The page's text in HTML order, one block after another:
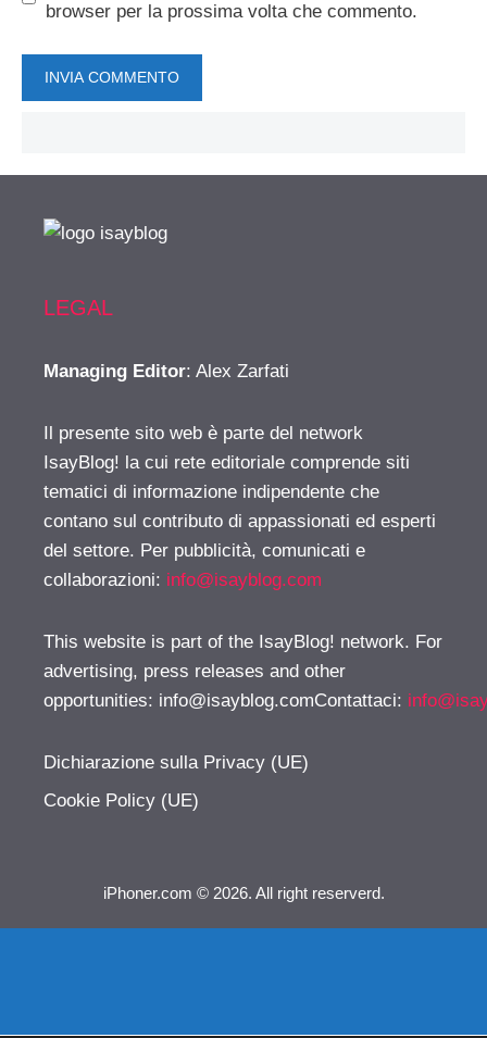
browser per la prossima volta che commento.
LEGAL
Managing Editor: Alex Zarfati
Il presente sito web è parte del network
IsayBlog! la cui rete editoriale comprende siti
tematici di informazione indipendente che
contano sul contributo di appassionati ed esperti
del settore. Per pubblicità, comunicati e
collaborazioni: info@isayblog.com
This website is part of the IsayBlog! network. For
advertising, press releases and other
opportunities: info@isayblog.comContattaci:
Dichiarazione sulla Privacy (UE)
Cookie Policy (UE)
iPhoner.com © 2026. All right reserverd.